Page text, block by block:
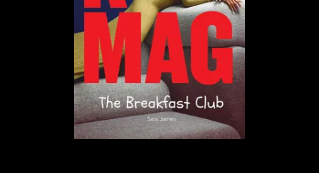
sposób bardziej bezpośredni. W projekcie
uwzględniono trzy różne strefy przeznaczone na
wystawy tematyczne, instalacje audiowizualne oraz
obszary do samodzielnego studiowania. Ponadto
inicjatywę „Zamów obiekt”, która pozwoli
odwiedzającym na dokładne przestudiowanie
konkretnych przedmiotów z kolekcji.